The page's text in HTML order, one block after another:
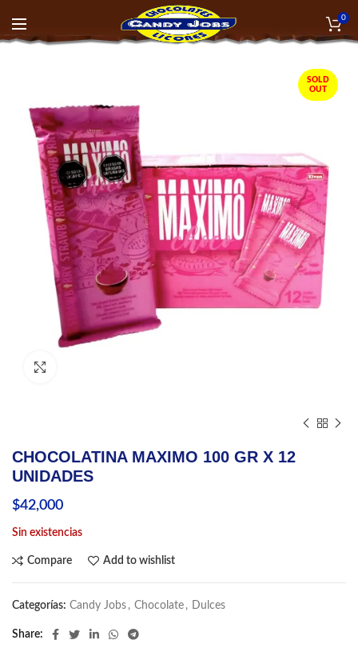
0
SOLD
OUT
CHOCOLATINA MAXIMO 100 GR X 12
UNIDADES
$42,000
Sin existencias
Compare Add to wishlist
Categorías: Candy Jobs , Chocolate , Dulces
Share